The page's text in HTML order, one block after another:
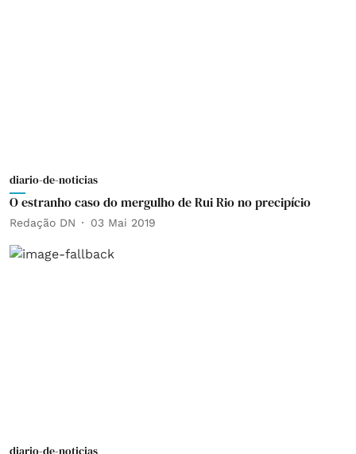
diario-de-noticias
O estranho caso do mergulho de Rui Rio no precipício
Redação DN 03 Mai 2019
diario-de-noticias